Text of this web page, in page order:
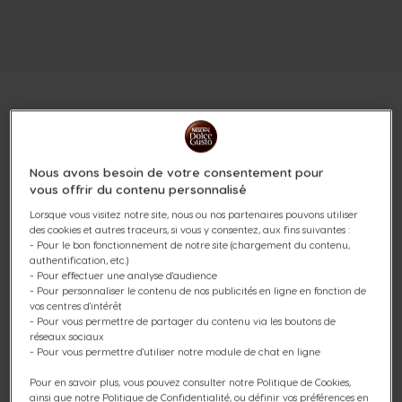
PACK 100% STARBUCKS® 144
СAPSULES
(99)
Capsules:x144
Icône capsules
Profitez de notre pack dégustation 100% STARBUCKS®
composé de toute la gamme STARBUCKS® by
NESCAFÉ® Dolce Gusto® soit 12 boîtes de 12 capsules
café compatibles avec toutes nos machines à café.
Nous avons besoin de votre consentement pour
vous offrir du contenu personnalisé
Lorsque vous visitez notre site, nous ou nos partenaires pouvons utiliser
des cookies et autres traceurs, si vous y consentez, aux fins suivantes :
- Pour le bon fonctionnement de notre site (chargement du contenu,
authentification, etc.)
- Pour effectuer une analyse d'audience
- Pour personnaliser le contenu de nos publicités en ligne en fonction de
vos centres d'intérêt
- Pour vous permettre de partager du contenu via les boutons de
réseaux sociaux
- Pour vous permettre d'utiliser notre module de chat en ligne
Pour en savoir plus, vous pouvez consulter notre Politique de Cookies,
ainsi que notre Politique de Confidentialité, ou définir vos préférences en